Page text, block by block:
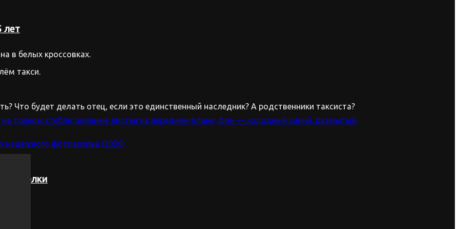
у ёлки
лет
в белых кроссовках.
такси.
Что будет делать отец, если это единственный наследник? А родственники таксиста?